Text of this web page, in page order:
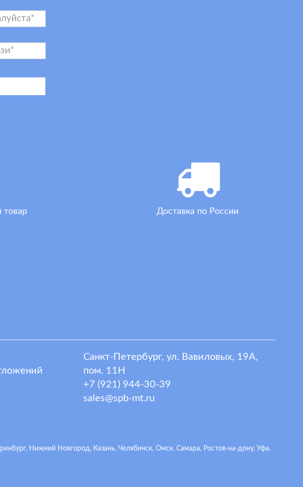
товар Доставка по России
Санкт-Петербург, ул. Вавиловых, 19А,
пом. 11Н
+7 (921) 944-30-39
sales@spb-mt.ru
Нижний Новгород, Казань, Челябинск, Омск, Самара, Ростов-на-дону, Уфа,